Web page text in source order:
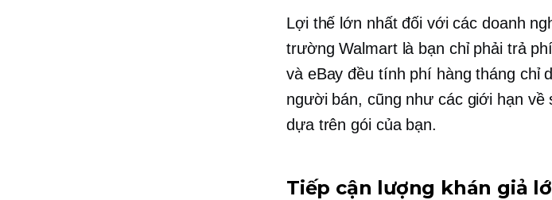
Lợi thế lớn nhất đối với các doanh
trường Walmart là bạn chỉ phải trả
và eBay đều tính phí hàng tháng chỉ
người bán, cũng như các giới hạn về
dựa trên gói của bạn.
Tiếp cận lượng khán giả